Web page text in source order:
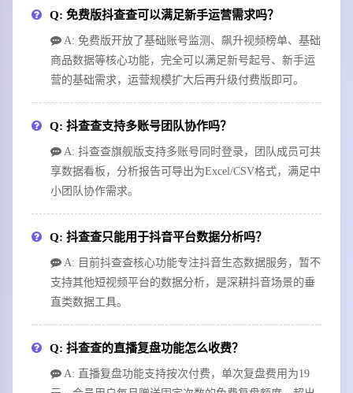
Q: 免费版抖查查可以满足新手运营需求吗？
A: 免费版开放了基础账号监测、飙升视频榜单、基础
商品数据等核心功能，完全可以满足新号起号、新手运
营的基础需求，运营规模扩大后再升级付费版即可。
Q: 抖查查支持多账号团队协作吗？
A: 抖查查旗舰版支持多账号同时登录，团队成员可共
享数据看板，分析报告可导出为Excel/CSV格式，满足中
小团队协作需求。
Q: 抖查查只能用于抖音平台数据分析吗？
A: 目前抖查查核心功能专注抖音生态数据服务，暂不
支持其他短视频平台的数据分析，是深耕抖音场景的垂
直类数据工具。
Q: 抖查查的直播复盘功能怎么收费？
A: 直播复盘功能支持按次付费，单次复盘费用为19